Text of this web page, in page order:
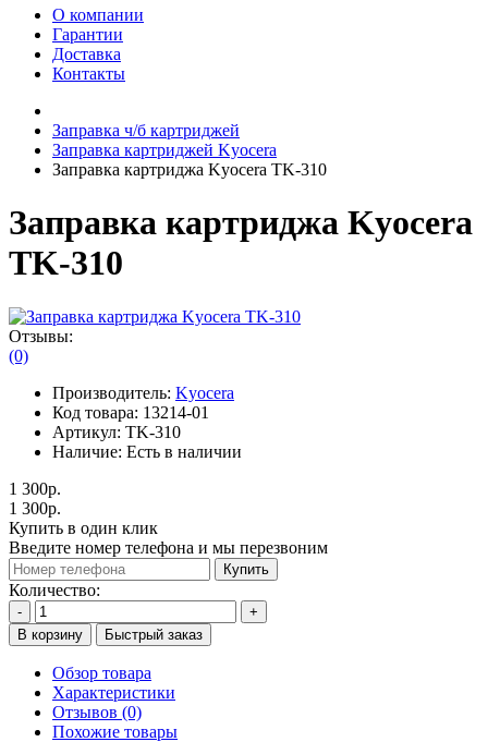
О компании
Гарантии
Доставка
Контакты
Заправка ч/б картриджей
Заправка картриджей Kyocera
Заправка картриджа Kyocera TK-310
Заправка картриджа Kyocera
TK-310
Отзывы:
(0)
Производитель: Kyocera
Код товара: 13214-01
Артикул: TK-310
Наличие: Есть в наличии
1 300р.
1 300р.
Купить в один клик
Введите номер телефона и мы перезвоним
Купить
Количество:
-
+
В корзину
Быстрый заказ
Обзор товара
Характеристики
Отзывов (0)
Похожие товары